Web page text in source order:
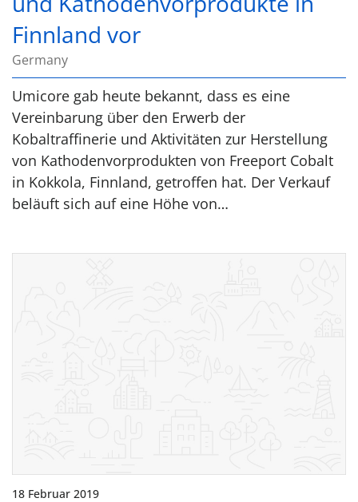
Finnland vor
Germany
Umicore gab heute bekannt, dass es eine
Vereinbarung über den Erwerb der
Kobaltraffinerie und Aktivitäten zur Herstellung
von Kathodenvorprodukten von Freeport Cobalt
in Kokkola, Finnland, getroffen hat. Der Verkauf
beläuft sich auf eine Höhe von…
18 Februar 2019